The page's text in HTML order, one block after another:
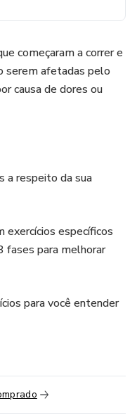
começaram a correr e
serem afetadas pelo
causa de dores ou
a respeito da sua
exercícios específicos
fases para melhorar
para você entender